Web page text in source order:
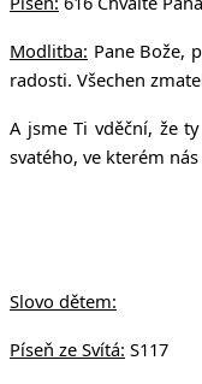
Modlitba: Pane Bože,
radosti. Všechen
A jsme Ti vděční, že
svatého, ve kterém
Slovo dětem:
Píseň ze Svítá: S117